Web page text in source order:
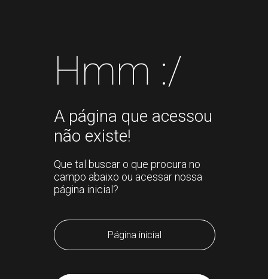
Hmm :/
A página que acessou
não existe!
Que tal buscar o que procura no
campo abaixo ou acessar nossa
página inicial?
Página inicial